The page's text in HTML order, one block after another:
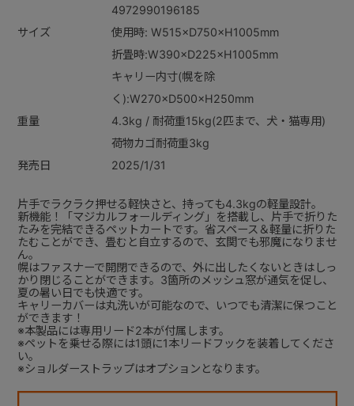
4972990196185
サイズ
使用時: W515×D750×H1005mm
折畳時:W390×D225×H1005mm
キャリー内寸(幌を除
く):W270×D500×H250mm
重量
4.3kg / 耐荷重15kg(2匹まで、犬・猫専用)
荷物カゴ耐荷重3kg
発売日
2025/1/31
片手でラクラク押せる軽快さと、持っても4.3kgの軽量設計。
新機能！「マジカルフォールディング」を搭載し、片手で折りた
たみを完結できるペットカートです。省スペース＆軽量に折りた
たむことができ、畳むと自立するので、玄関でも邪魔になりませ
ん。
幌はファスナーで開閉できるので、外に出したくないときはしっ
かり閉じることができます。3箇所のメッシュ窓が通気を促し、
夏の暑い日でも快適です。
キャリーカバーは丸洗いが可能なので、いつでも清潔に保つこと
ができます！
※本製品には専用リード2本が付属します。
※ペットを乗せる際には1頭に1本リードフックを装着してくださ
い。
※ショルダーストラップはオプションとなります。